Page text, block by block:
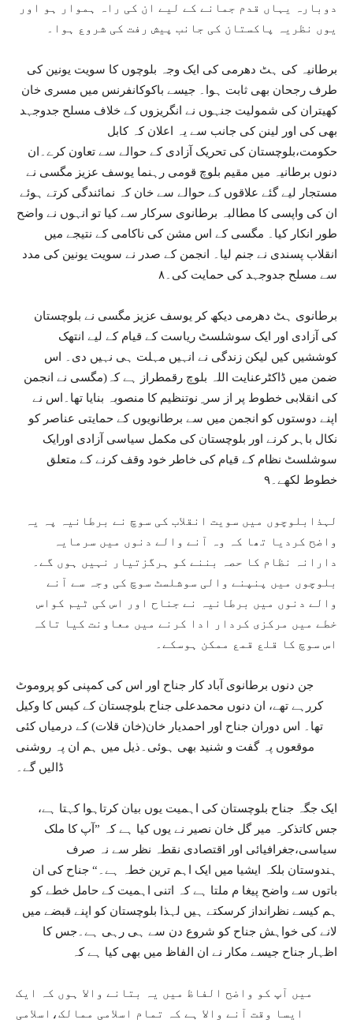
دوبارہ یہاں قدم جمانے کے لیے ان کی راہ ہموار ہو اور
یوں نظریہ پاکستان کی جانب پیش رفت کی شروع ہوا۔
برطانیہ کی ہٹ دھرمی کی ایک وجہ بلوچوں کا سویت یونین کی
طرف رجحان بھی ثابت ہوا۔ جیسے باکوکانفرنس میں مسری خان
کھیتران کی شمولیت جنہوں نے انگریزوں کے خلاف مسلح جدوجہد
بھی کی اور لینن کی جانب سے یہ اعلان کہ کابل
حکومت،بلوچستان کی تحریک آزادی کے حوالے سے تعاون کرے۔ان
دنوں برطانیہ میں مقیم بلوچ قومی رہنما یوسف عزیز مگسی نے
مستجار لیے گئے علاقوں کے حوالے سے خان کہ نمائندگی کرتے ہوئے
ان کی واپسی کا مطالبہ برطانوی سرکار سے کیا تو انہوں نے واضح
طور انکار کیا۔ مگسی کے اس مشن کی ناکامی کے نتیجے میں
انقلاب پسندی نے جنم لیا۔ انجمن کے صدر نے سویت یونین کی مدد
سے مسلح جدوجہد کی حمایت کی۔۸
برطانوی ہٹ دھرمی دیکھ کر یوسف عزیز مگسی نے بلوچستان
کی آزادی اور ایک سوشلسٹ ریاست کے قیام کے لیے انتھک
کوششیں کیں لیکن زندگی نے انہیں مہلت ہی نہیں دی۔ اس
ضمن میں ڈاکٹرعنایت اللہ بلوچ رقمطراز ہے کہ(مگسی نے انجمن
کی انقلابی خطوط پر از سر ِ نوتنظیم کا منصوبہ بنایا تھا۔اس نے
اپنے دوستوں کو انجمن میں سے برطانویوں کے حمایتی عناصر کو
نکال باہر کرنے اور بلوچستان کی مکمل سیاسی آزادی اورایک
سوشلسٹ نظام کے قیام کی خاطر خود وقف کرنے کے متعلق
خطوط لکھے۔۹
لہذابلوچوں میں سویت انقلاب کی سوچ نے برطانیہ پہ یہ
واضح کردیا تھا کہ وہ آنے والے دنوں میں سرمایہ
دارانہ نظام کا حصہ بننے کو ہرگزتیار نہیں ہوں گے۔
بلوچوں میں پنپنے والی سوشلسٹ سوچ کی وجہ سے آنے
والے دنوں میں برطانیہ نے جناح اور اس کی ٹیم کواس
خطے میں مرکزی کردار ادا کرنے میں معاونت کیا تاکہ
اس سوچ کا قلع قمع ممکن ہوسکے۔
جن دنوں برطانوی آباد کار جناح اور اس کی کمپنی کو پروموٹ
کررہے تھے، ان دنوں محمدعلی جناح بلوچستان کے کیس کا وکیل
تھا۔ اس دوران جناح اور احمدیار خان(خان قلات) کے درمیاں کئی
موقعوں پہ گفت و شنید بھی ہوئی۔ذیل میں ہم ان پہ روشنی
ڈالیں گے۔
ایک جگہ جناح بلوچستان کی اہمیت یوں بیان کرتاہوا کہتا ہے،
جس کاتذکرہ میر گل خان نصیر نے یوں کیا ہے کہ ”آپ کا ملک
سیاسی،جغرافیائی اور اقتصادی نقطہ نظر سے نہ صرف
ہندوستان بلکہ ایشیا میں ایک اہم ترین خطہ ہے۔“ جناح کی ان
باتوں سے واضح پیغا م ملتا ہے کہ اتنی اہمیت کے حامل خطے کو
ہم کیسے نظرانداز کرسکتے ہیں لہذا بلوچستان کو اپنے قبضے میں
لانے کی خواہش جناح کو شروع دن سے ہی رہی ہے۔جس کا
اظہار جناح جیسے مکار نے ان الفاظ میں بھی کیا ہے کہ
میں آپ کو واضح الفاظ میں یہ بتانے والا ہوں کہ ایک
ایسا وقت آنے والا ہے کہ تمام اسلامی ممالک،اسلامی